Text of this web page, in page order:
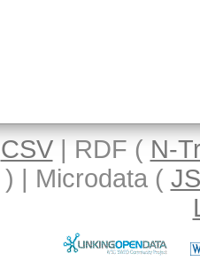
CSV| RDF ( N-
) | Microdata (